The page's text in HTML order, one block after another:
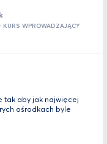
WPROWADZAJĄCY
tak aby jak najwięcej
ośrodkach byle